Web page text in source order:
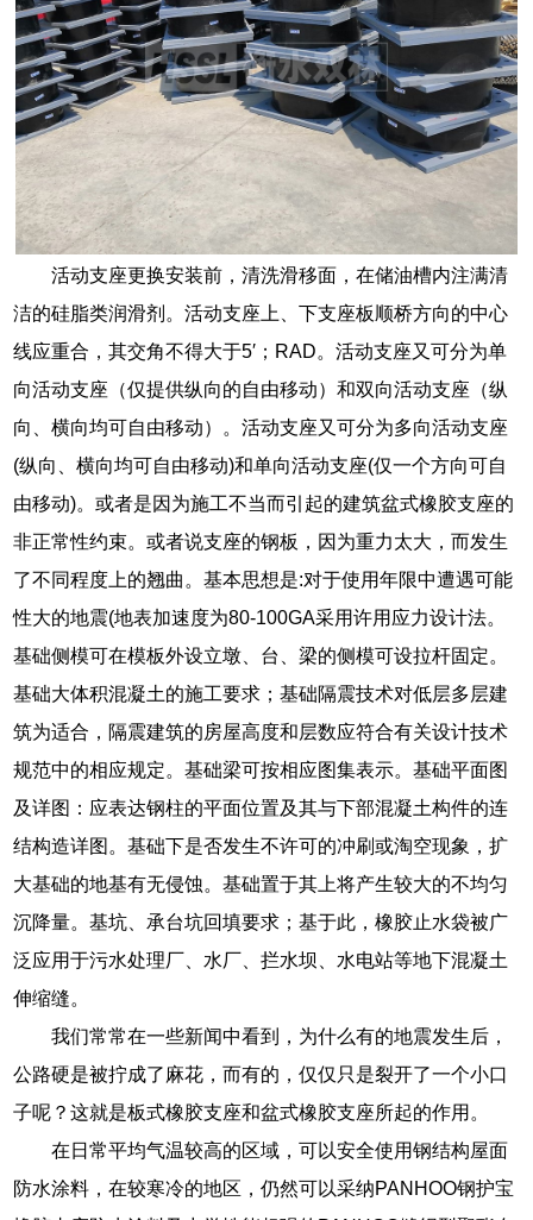
活动支座更换安装前，清洗滑移面，在储油槽内注满清
洁的硅脂类润滑剂。活动支座上、下支座板顺桥方向的中心
线应重合，其交角不得大于5′；RAD。活动支座又可分为单
向活动支座（仅提供纵向的自由移动）和双向活动支座（纵
向、横向均可自由移动）。活动支座又可分为多向活动支座
(纵向、横向均可自由移动)和单向活动支座(仅一个方向可自
由移动)。或者是因为施工不当而引起的建筑盆式橡胶支座的
非正常性约束。或者说支座的钢板，因为重力太大，而发生
了不同程度上的翘曲。基本思想是:对于使用年限中遭遇可能
性大的地震(地表加速度为80-100GA采用许用应力设计法。
基础侧模可在模板外设立墩、台、梁的侧模可设拉杆固定。
基础大体积混凝土的施工要求；基础隔震技术对低层多层建
筑为适合，隔震建筑的房屋高度和层数应符合有关设计技术
规范中的相应规定。基础梁可按相应图集表示。基础平面图
及详图：应表达钢柱的平面位置及其与下部混凝土构件的连
结构造详图。基础下是否发生不许可的冲刷或淘空现象，扩
大基础的地基有无侵蚀。基础置于其上将产生较大的不均匀
沉降量。基坑、承台坑回填要求；基于此，橡胶止水袋被广
泛应用于污水处理厂、水厂、拦水坝、水电站等地下混凝土
伸缩缝。
我们常常在一些新闻中看到，为什么有的地震发生后，
公路硬是被拧成了麻花，而有的，仅仅只是裂开了一个小口
子呢？这就是板式橡胶支座和盆式橡胶支座所起的作用。
在日常平均气温较高的区域，可以安全使用钢结构屋面
防水涂料，在较寒冷的地区，仍然可以采纳PANHOO钢护宝